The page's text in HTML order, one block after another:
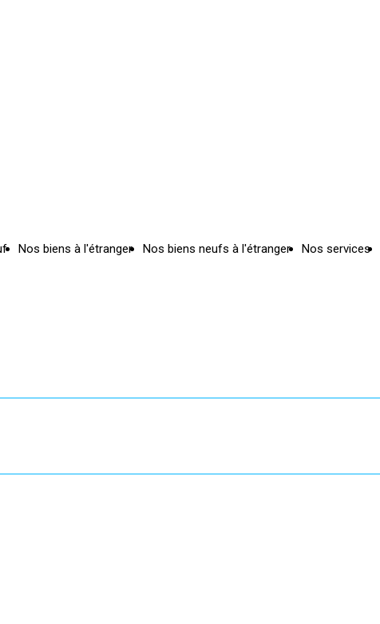
Nos biens à l'étranger Nos biens neufs à l'étranger Nos services